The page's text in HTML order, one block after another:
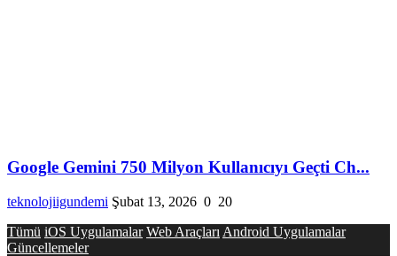
Google Gemini 750 Milyon Kullanıcıyı Geçti Ch...
teknolojiigundemi Şubat 13, 2026 0 20
Tümü iOS Uygulamalar Web Araçları Android Uygulamalar
Güncellemeler